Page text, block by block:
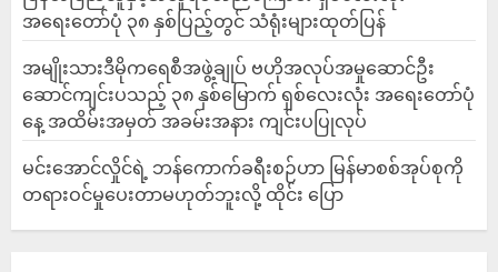
အရေးတော်ပုံ ၃၈ နှစ်ပြည့်တွင် သံရုံးများထုတ်ပြန်
အမျိုးသားဒီမိုကရေစီအဖွဲ့ချုပ် ဗဟိုအလုပ်အမှုဆောင်ဦး
ဆောင်ကျင်းပသည့် ၃၈ နှစ်မြောက် ရှစ်လေးလုံး အရေးတော်ပုံ
နေ့ အထိမ်းအမှတ် အခမ်းအနား ကျင်းပပြုလုပ်
မင်းအောင်လှိုင်ရဲ့ ဘန်ကောက်ခရီးစဉ်ဟာ မြန်မာစစ်အုပ်စုကို
တရားဝင်မှုပေးတာမဟုတ်ဘူးလို့ ထိုင်း ပြော